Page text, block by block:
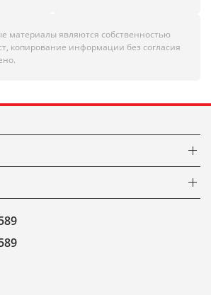
материалы являются собственностью
копирование информации без согласия